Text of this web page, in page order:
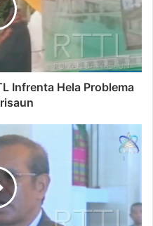
Infrenta Hela Problema